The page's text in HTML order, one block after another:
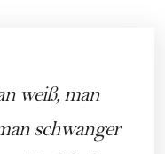
weiß, man
schwanger